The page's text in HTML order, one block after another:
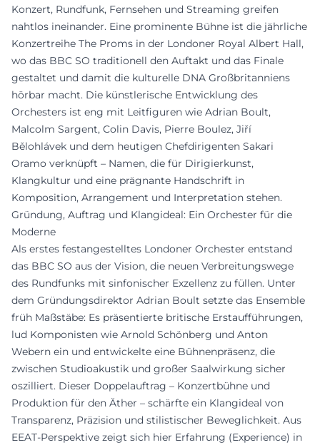
Konzert, Rundfunk, Fernsehen und Streaming greifen
nahtlos ineinander. Eine prominente Bühne ist die jährliche
Konzertreihe The Proms in der Londoner Royal Albert Hall,
wo das BBC SO traditionell den Auftakt und das Finale
gestaltet und damit die kulturelle DNA Großbritanniens
hörbar macht. Die künstlerische Entwicklung des
Orchesters ist eng mit Leitfiguren wie Adrian Boult,
Malcolm Sargent, Colin Davis, Pierre Boulez, Jiří
Bělohlávek und dem heutigen Chefdirigenten Sakari
Oramo verknüpft – Namen, die für Dirigierkunst,
Klangkultur und eine prägnante Handschrift in
Komposition, Arrangement und Interpretation stehen.
Gründung, Auftrag und Klangideal: Ein Orchester für die
Moderne
Als erstes festangestelltes Londoner Orchester entstand
das BBC SO aus der Vision, die neuen Verbreitungswege
des Rundfunks mit sinfonischer Exzellenz zu füllen. Unter
dem Gründungsdirektor Adrian Boult setzte das Ensemble
früh Maßstäbe: Es präsentierte britische Erstaufführungen,
lud Komponisten wie Arnold Schönberg und Anton
Webern ein und entwickelte eine Bühnenpräsenz, die
zwischen Studioakustik und großer Saalwirkung sicher
oszilliert. Dieser Doppelauftrag – Konzertbühne und
Produktion für den Äther – schärfte ein Klangideal von
Transparenz, Präzision und stilistischer Beweglichkeit. Aus
EEAT-Perspektive zeigt sich hier Erfahrung (Experience) in